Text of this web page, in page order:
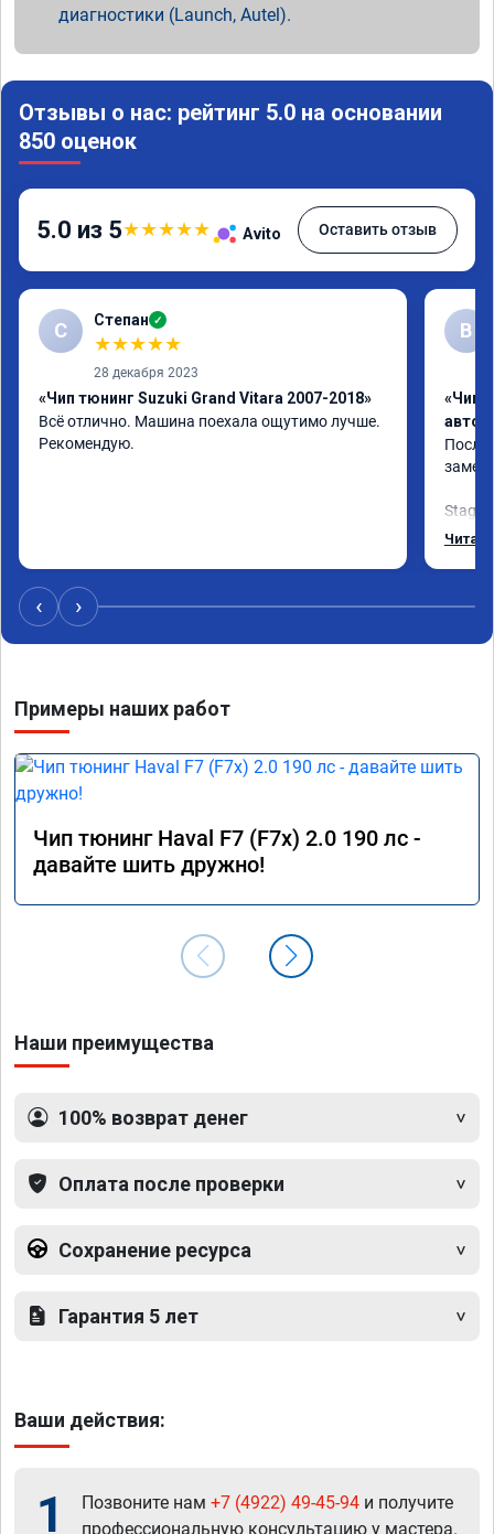
диагностики (Launch, Autel).
Отзывы о нас: рейтинг 5.0 на основании
850 оценок
5.0 из 5★★★★★ Avito Оставить отзыв
С Степан ✓
★★★★★
28 декабря 2023
«Чип тюнинг Suzuki Grand Vitara 2007-2018»
Всё отлично. Машина поехала ощутимо лучше.
Рекомендую.
В
«Чип
После
Stage
газа,
как
‹ ›
Примеры наших работ
Чип тюнинг Haval F7 (F7x) 2.0 190 лс -
давайте шить дружно!
Наши преимущества
100% возврат денег
Оплата после проверки
Сохранение ресурса
Гарантия 5 лет
Ваши действия:
1 Позвоните нам +7 (4922) 49-45-94 и получите
профессиональную консультацию у мастера.